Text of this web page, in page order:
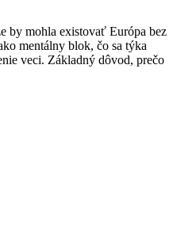
by mohla existovať Európa bez
mentálny blok, čo sa týka
veci. Základný dôvod, prečo